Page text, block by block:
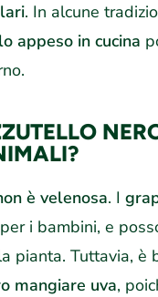
. In alcune
appeso in cucina
è velenosa. I
i bambini, e
pianta. Tuttavia, è
mangiare uva,